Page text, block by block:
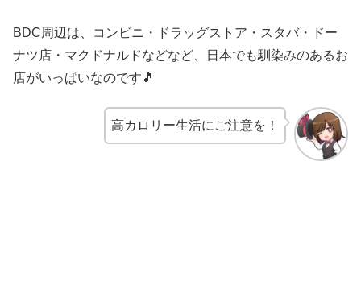
BDC周辺は、コンビニ・ドラッグストア・スタバ・ドー
ナツ店・マクドナルドなどなど、日本でも馴染みのあるお
店がいっぱいなのです🎵
高カロリー生活にご注意を！